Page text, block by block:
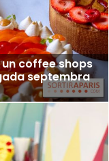
coffee shops
septembra